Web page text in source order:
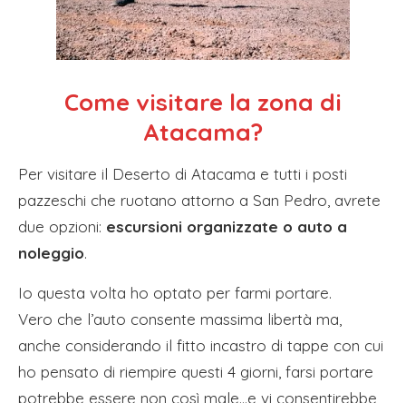
Come visitare la zona di
Atacama?
Per visitare il Deserto di Atacama e tutti i posti
pazzeschi che ruotano attorno a San Pedro, avrete
due opzioni: escursioni organizzate o auto a
noleggio.
Io questa volta ho optato per farmi portare.
Vero che l’auto consente massima libertà ma,
anche considerando il fitto incastro di tappe con cui
ho pensato di riempire questi 4 giorni, farsi portare
potrebbe essere non così male…e vi consentirebbe